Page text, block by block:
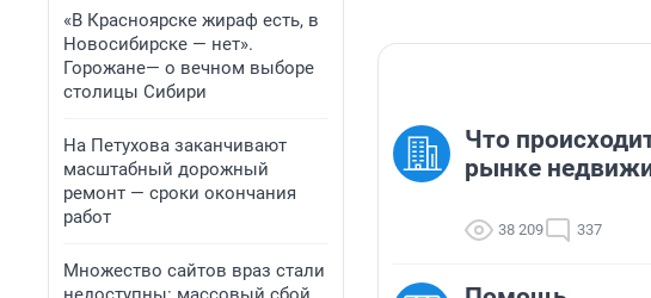
«В Красноярске жираф есть, в
Новосибирске — нет».
Горожане— о вечном выборе
столицы Сибири
На Петухова заканчивают
масштабный дорожный
ремонт — сроки окончания
работ
Множество сайтов враз стали
Что
рынке
38 209 337